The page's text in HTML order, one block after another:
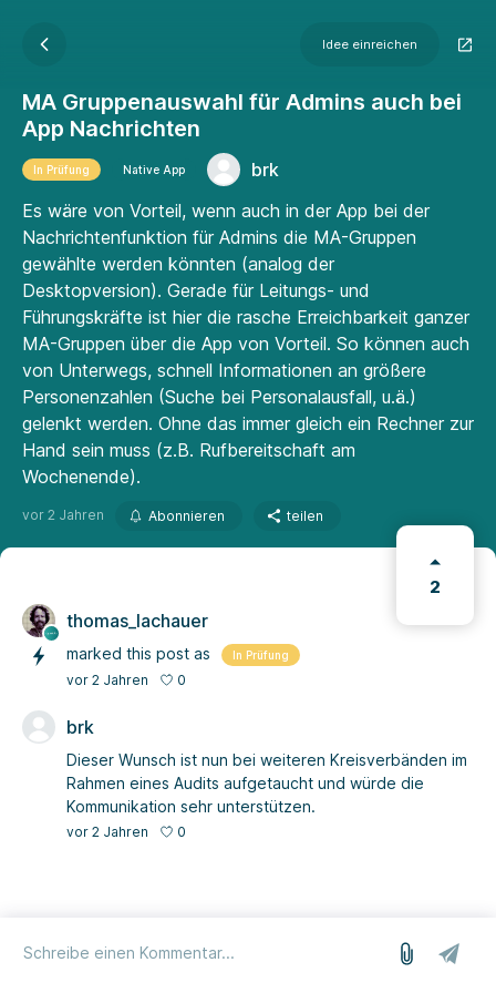
Idee einreichen
MA Gruppenauswahl für Admins auch bei
App Nachrichten
In Prüfung Native App
brk
Es wäre von Vorteil, wenn auch in der App bei der
Nachrichtenfunktion für Admins die MA-Gruppen
gewählte werden könnten (analog der
Desktopversion). Gerade für Leitungs- und
Führungskräfte ist hier die rasche Erreichbarkeit ganzer
MA-Gruppen über die App von Vorteil. So können auch
von Unterwegs, schnell Informationen an größere
Personenzahlen (Suche bei Personalausfall, u.ä.)
gelenkt werden. Ohne das immer gleich ein Rechner zur
Hand sein muss (z.B. Rufbereitschaft am
Wochenende).
vor 2 Jahren Abonnieren teilen
2
thomas_lachauer
marked this post as In Prüfung
vor 2 Jahren 0
brk
Dieser Wunsch ist nun bei weiteren Kreisverbänden im
Rahmen eines Audits aufgetaucht und würde die
Kommunikation sehr unterstützen.
vor 2 Jahren 0